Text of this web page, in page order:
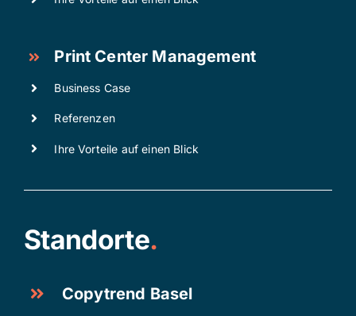
Print Center Management
Business Case
Referenzen
Ihre Vorteile auf einen Blick
Standorte.
Copytrend Basel